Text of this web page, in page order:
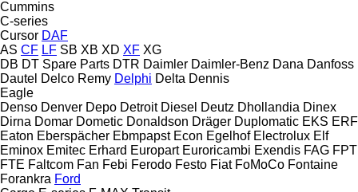
Cummins
C-series
Cursor DAF
AS CF LF SB XB XD XF XG
DB DT Spare Parts DTR Daimler Daimler-Benz Dana Danfoss
Dautel Delco Remy Delphi Delta Dennis
Eagle
Denso Denver Depo Detroit Diesel Deutz Dhollandia Dinex
Dirna Domar Dometic Donaldson Dräger Duplomatic EKS ERF
Eaton Eberspächer Ebmpapst Econ Egelhof Electrolux Elf
Eminox Emitec Erhard Europart Euroricambi Exendis FAG FPT
FTE Faltcom Fan Febi Ferodo Festo Fiat FoMoCo Fontaine
Forankra Ford